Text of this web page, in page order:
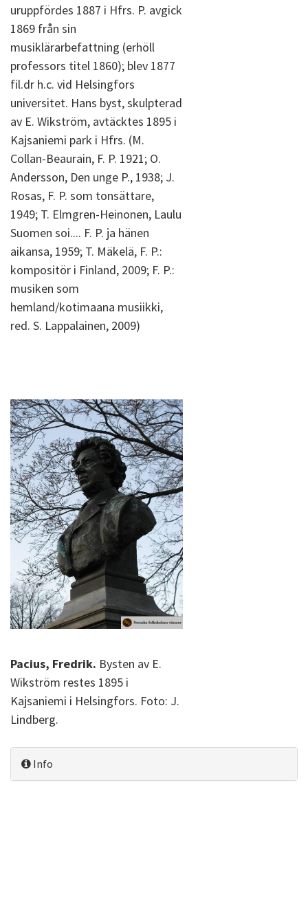
uruppfördes 1887 i Hfrs. P. avgick
1869 från sin
musiklärarbefattning (erhöll
professors titel 1860); blev 1877
fil.dr h.c. vid Helsingfors
universitet. Hans byst, skulpterad
av E. Wikström, avtäcktes 1895 i
Kajsaniemi park i Hfrs. (M.
Collan-Beaurain, F. P. 1921; O.
Andersson, Den unge P., 1938; J.
Rosas, F. P. som tonsättare,
1949; T. Elmgren-Heinonen, Laulu
Suomen soi.... F. P. ja hänen
aikansa, 1959; T. Mäkelä, F. P.:
kompositör i Finland, 2009; F. P.:
musiken som
hemland/kotimaana musiikki,
red. S. Lappalainen, 2009)
Pacius, Fredrik. Bysten av E.
Wikström restes 1895 i
Kajsaniemi i Helsingfors. Foto: J.
Lindberg.
Info